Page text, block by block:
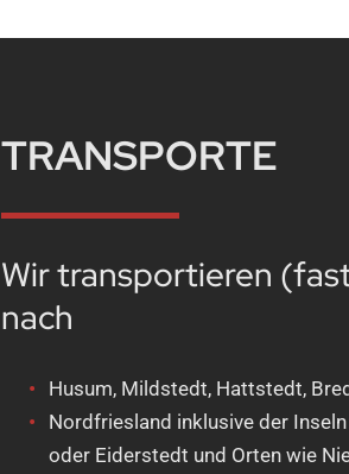
TRANSPORTE
Wir transportieren
nach
Husum, Mildstedt, Hattstedt,
Nordfriesland inklusive der
oder Eiderstedt und Orten wie